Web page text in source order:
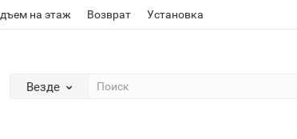
на этаж Возврат Установка
Везде